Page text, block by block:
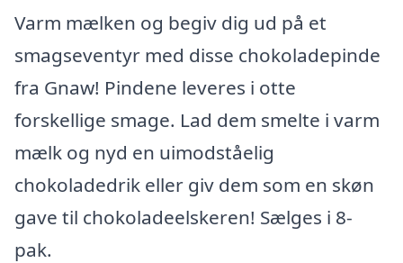
Varm mælken og begiv dig ud på et
smagseventyr med disse chokoladepinde
fra Gnaw! Pindene leveres i otte
forskellige smage. Lad dem smelte i varm
mælk og nyd en uimodståelig
chokoladedrik eller giv dem som en skøn
gave til chokoladeelskeren! Sælges i 8-
pak.